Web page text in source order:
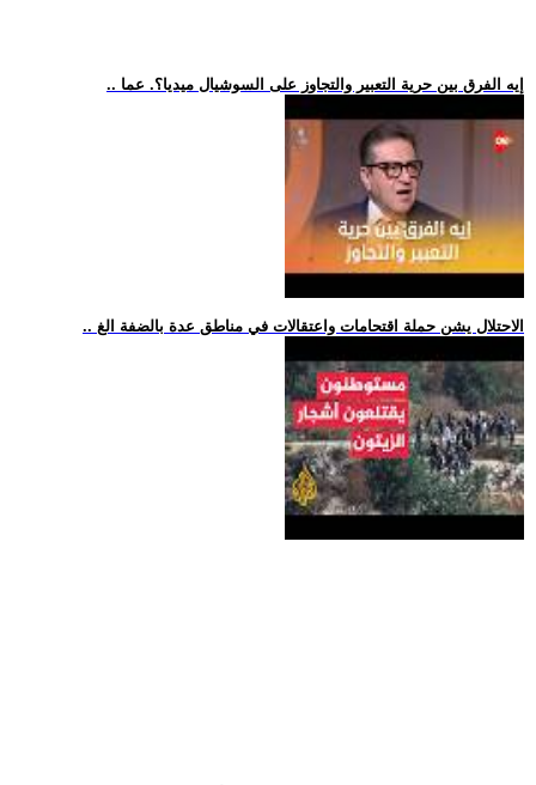
.. إيه الفرق بين حرية التعبير والتجاوز على السوشيال ميديا؟. عما
.. الاحتلال يشن حملة اقتحامات واعتقالات في مناطق عدة بالضفة الغ